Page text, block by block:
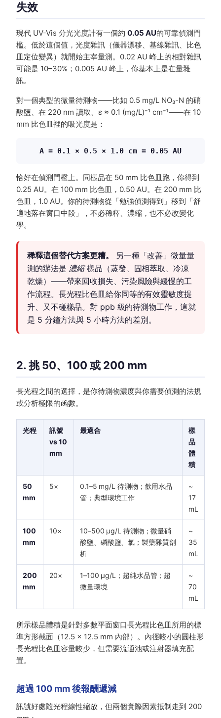
失效
現代 UV-Vis 分光光度計有一個約 0.05 AU的可靠偵測門
檻。低於這個值，光度雜訊（儀器漂移、基線雜訊、比色
皿定位變異）就開始主宰量測。0.02 AU 峰上的相對雜訊
可能是 10–30%；0.005 AU 峰上，你基本上是在量雜
訊。
對一個典型的微量待測物——比如 0.5 mg/L NO₃-N 的硝
酸鹽、在 220 nm 讀取、ε ≈ 0.1 (mg/L)⁻¹ cm⁻¹——在 10
mm 比色皿裡的吸光度是：
A = 0.1 × 0.5 × 1.0 cm = 0.05 AU
恰好在偵測門檻上。同樣品在 50 mm 比色皿跑，你得到
0.25 AU。在 100 mm 比色皿，0.50 AU。在 200 mm 比
色皿，1.0 AU。你的待測物從「勉強偵測得到」移到「舒
適地落在窗口中段」，不必稀釋、濃縮，也不必改變化
學。
稀釋這個替代方案更糟。
另一種「改善」微量量
測的辦法是 濃縮樣品（蒸發、固相萃取、冷凍
乾燥）——帶來回收損失、污染風險與緩慢的工
作流程。長光程比色皿給你同等的有效靈敏度提
升、又不碰樣品。對 ppb 級的待測物工作，這就
是 5 分鐘方法與 5 小時方法的差別。
2. 挑 50、100 或 200 mm
長光程之間的選擇，是你待測物濃度與你需要偵測的法規
或分析極限的函數。
光程
訊號
vs 10
mm
最適合
樣
品
體
積
50
mm
5×
0.1–5 mg/L 待測物；飲用水品
管；典型環境工作
~
17
mL
100
mm
10×
10–500 µg/L 待測物；微量硝
酸鹽、磷酸鹽、氯；製藥雜質剖
析
~
35
mL
200
mm
20×
1–100 µg/L；超純水品管；超
微量環境
~
70
mL
所示樣品體積是針對多數平面窗口長光程比色皿所用的標
準方形截面（12.5 × 12.5 mm 內部）。內徑較小的圓柱形
長光程比色皿容量較少，但需要流通池或注射器填充配
置。
超過 100 mm 後報酬遞減
訊號好處隨光程線性縮放，但兩個實際因素抵制走到 200